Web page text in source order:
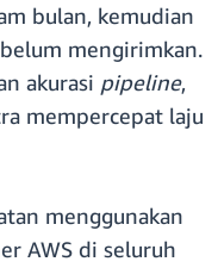
bulan, kemudian
mengirimkan.
akurasi pipeline,
mempercepat laju
menggunakan
AWS di seluruh